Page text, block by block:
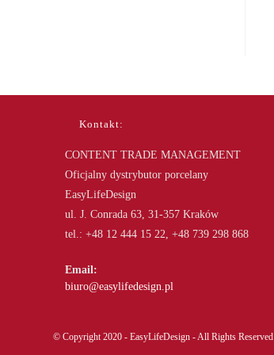
Kontakt:
CONTENT TRADE MANAGEMENT
Oficjalny dystrybutor porcelany
EasyLifeDesign
ul. J. Conrada 63, 31-357 Kraków
tel.: +48 12 444 15 22, +48 739 298 868
Email:
biuro@easylifedesign.pl
© Copyright 2020 - EasyLifeDesign - All Rights Reserved